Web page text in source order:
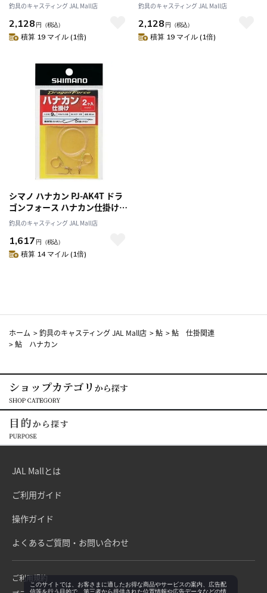
釣具のキャスティング JAL Mall店
2,128 円 （税込）
積算 19 マイル (1倍)
釣具のキャスティング JAL Mall店
2,128 円 （税込）
積算 19 マイル (1倍)
シマノ ハナカン PJ-AK4T ドラ
ゴンフォース ハナカン仕掛け 2
個入り
釣具のキャスティング JAL Mall店
1,617 円 （税込）
積算 14 マイル (1倍)
ホーム >釣具のキャスティング JAL Mall店 >鮎 >鮎 仕掛関連
>鮎 ハナカン
JAL Mallとは
ご利用ガイド
操作ガイド
よくあるご質問・お問い合わせ
ご利用規約
このサイトでは、お客さまに適したお得な商品やサービスの案内、広告配
信等を行う目的で、第三者から提供された位置情報や広告データなどの情